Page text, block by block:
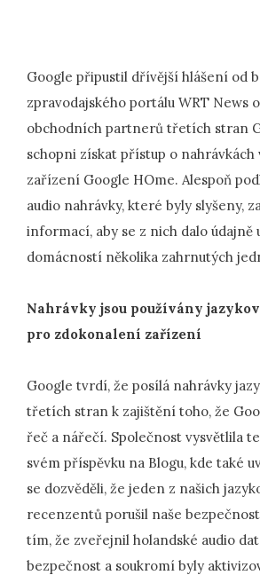
Google připustil dřívější hlášení od
zpravodajského portálu WRT News
obchodních partnerů třetích stran
schopni získat přístup o nahrávkách
zařízení Google HOme. Alespoň
audio nahrávky, které byly slyšeny,
informací, aby se z nich dalo údajně
domácností několika zahrnutých
Nahrávky jsou používány
pro zdokonalení zařízení
Google tvrdí, že posílá nahrávky
třetích stran k zajištění toho, že
řeč a nářečí. Společnost vysvětlila
svém příspěvku na Blogu, kde také
se dozvěděli, že jeden z našich
recenzentů porušil naše
tím, že zveřejnil holandské audio
bezpečnost a soukromí byly